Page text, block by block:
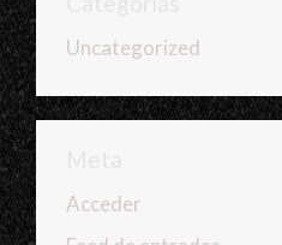
Uncategorized
Acceder